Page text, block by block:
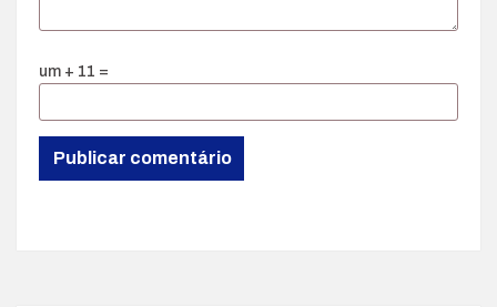
um + 11 =